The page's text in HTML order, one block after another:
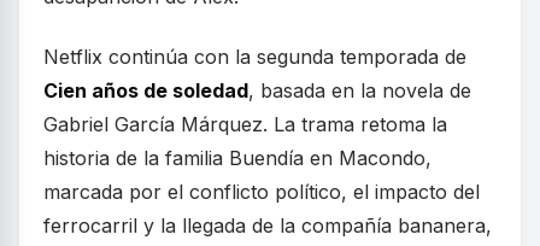
Netflix continúa con la segunda temporada de
Cien años de soledad, basada en la novela de
Gabriel García Márquez. La trama retoma la
historia de la familia Buendía en Macondo,
marcada por el conflicto político, el impacto del
ferrocarril y la llegada de la compañía bananera,